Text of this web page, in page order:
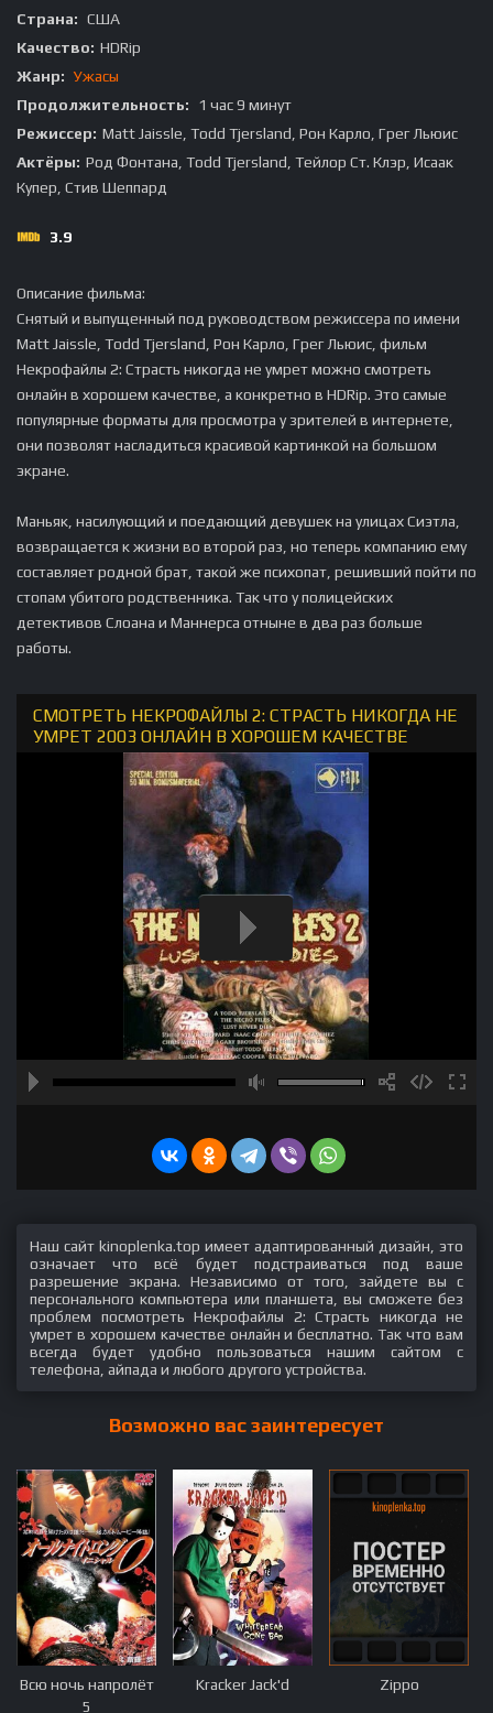
Страна: США
Качество: HDRip
Жанр: Ужасы
Продолжительность:
1 час 9 минут
Режиссер: Matt Jaissle, Todd Tjersland, Рон Карло, Грег Льюис
Актёры: Род Фонтана, Todd Tjersland, Тейлор Ст. Клэр, Исаак
Купер, Стив Шеппард
3.9
Описание фильма:
Снятый и выпущенный под руководством режиссера по имени
Matt Jaissle, Todd Tjersland, Рон Карло, Грег Льюис, фильм
Некрофайлы 2: Страсть никогда не умрет можно смотреть
онлайн в хорошем качестве, а конкретно в HDRip. Это самые
популярные форматы для просмотра у зрителей в интернете,
они позволят насладиться красивой картинкой на большом
экране.
Маньяк, насилующий и поедающий девушек на улицах Сиэтла,
возвращается к жизни во второй раз, но теперь компанию ему
составляет родной брат, такой же психопат, решивший пойти по
стопам убитого родственника. Так что у полицейских
детективов Слоана и Маннерса отныне в два раз больше
работы.
СМОТРЕТЬ НЕКРОФАЙЛЫ 2: СТРАСТЬ НИКОГДА НЕ
УМРЕТ 2003 ОНЛАЙН В ХОРОШЕМ КАЧЕСТВЕ
Наш сайт kinoplenka.top имеет адаптированный дизайн, это
означает что всё будет подстраиваться под ваше
разрешение экрана. Независимо от того, зайдете вы с
персонального компьютера или планшета, вы сможете без
проблем посмотреть Некрофайлы 2: Страсть никогда не
умрет в хорошем качестве онлайн и бесплатно. Так что вам
всегда будет удобно пользоваться нашим сайтом с
телефона, айпада и любого другого устройства.
Возможно вас заинтересует
Всю ночь напролёт
5
Kracker Jack'd Zippo